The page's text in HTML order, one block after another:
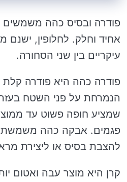
פודרה ובסיס כהה משמשים
אחיד וחלק. לחלופין, ישנם
עיקריים בין שני הסחורה.
פודרה כהה היא פודרה קלת
הנמרחת על פני השטח
שמציע חופה פשוט עד
פגמים. אבקה כהה משמשת
להצבת בסיס או ליצירת
קרן היא מוצר עבה ואטום